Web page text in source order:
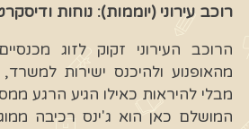
רוכב עירוני (יוממות): נוחות
הרוכב העירוני זקוק לזוג
מהאופנוע ולהיכנס ישירות
מבלי להיראות כאילו הגיע הרגע
המושלם כאן הוא ג'ינס רכיבה